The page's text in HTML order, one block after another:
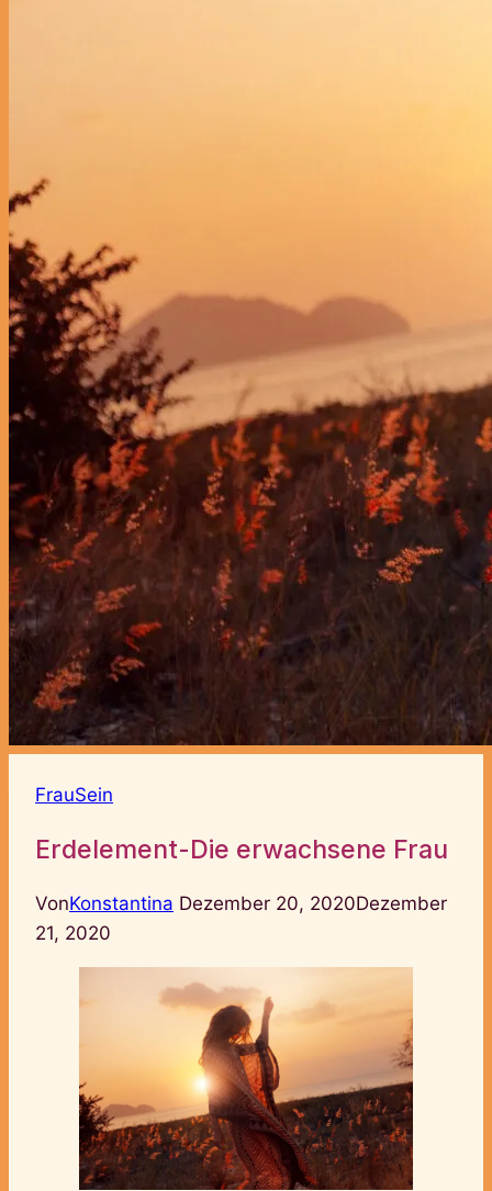
FrauSein
Erdelement-Die erwachsene Frau
VonKonstantina Dezember 20, 2020Dezember
21, 2020